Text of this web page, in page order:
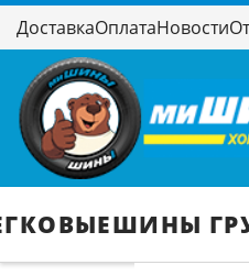
ДоставкаОплатаНовости
ШИНЫ